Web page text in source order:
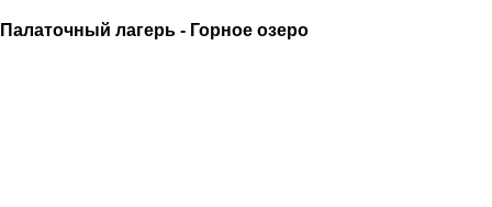
Палаточный лагерь - Горное озеро